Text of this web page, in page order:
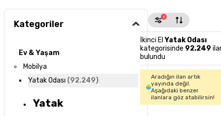
Kategoriler
Ev & Yaşam
Mobilya
Yatak Odası (92.249)
Yatak
1
İkinci ElYatak Odası
kategorisinde 92.249
bulundu
Aradığın ilan artık
yayında değil.
Aşağıdaki benzer
ilanlara göz atabilirsin!